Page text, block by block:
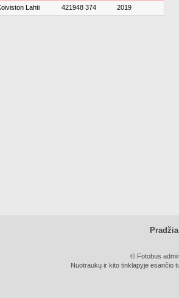
Lahti 421948 374 2019
Pradžia
© Fotobus
Nuotraukų ir kito tinklapyje esančio